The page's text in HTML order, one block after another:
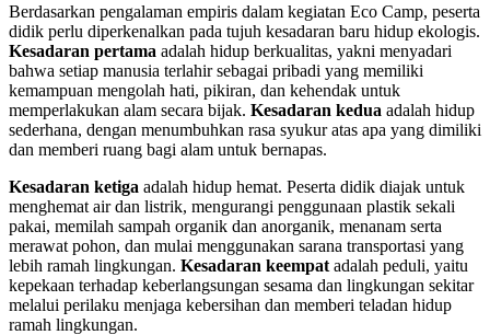
Berdasarkan pengalaman empiris dalam kegiatan Eco Camp, peserta
didik perlu diperkenalkan pada tujuh kesadaran baru hidup ekologis.
Kesadaran pertama adalah hidup berkualitas, yakni menyadari
bahwa setiap manusia terlahir sebagai pribadi yang memiliki
kemampuan mengolah hati, pikiran, dan kehendak untuk
memperlakukan alam secara bijak. Kesadaran kedua adalah hidup
sederhana, dengan menumbuhkan rasa syukur atas apa yang dimiliki
dan memberi ruang bagi alam untuk bernapas.
Kesadaran ketiga adalah hidup hemat. Peserta didik diajak untuk
menghemat air dan listrik, mengurangi penggunaan plastik sekali
pakai, memilah sampah organik dan anorganik, menanam serta
merawat pohon, dan mulai menggunakan sarana transportasi yang
lebih ramah lingkungan. Kesadaran keempat adalah peduli, yaitu
kepekaan terhadap keberlangsungan sesama dan lingkungan sekitar
melalui perilaku menjaga kebersihan dan memberi teladan hidup
ramah lingkungan.